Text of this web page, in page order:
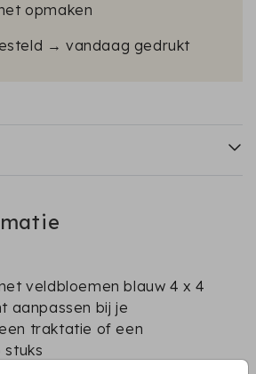
opmaken
→ vandaag gedrukt
veldbloemen blauw 4 x 4
aanpassen bij je
traktatie of een
stuks